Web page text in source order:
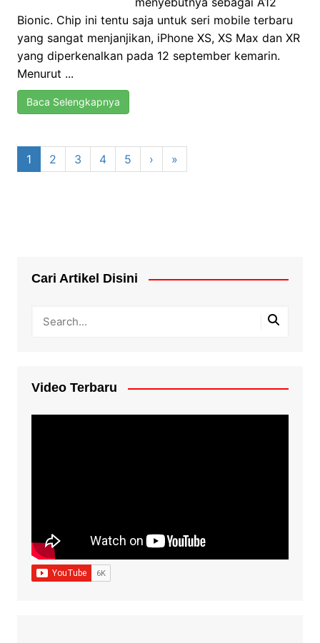
Bionic. Chip ini tentu saja untuk seri mobile terbaru
yang sangat menjanjikan, iPhone XS, XS Max dan XR
yang diperkenalkan pada 12 september kemarin.
Menurut ...
Baca Selengkapnya
1 2 3 4 5 › »
Cari Artikel Disini
Video Terbaru